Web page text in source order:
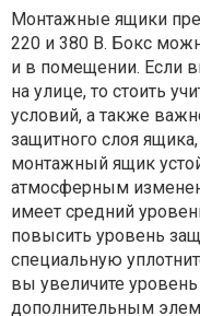
Монтажные ящики
220 и 380 В. Бокс
и в помещении. Если
на улице, то стоить
условий, а также
защитного слоя
монтажный ящик
атмосферным
имеет средний
повысить уровень
специальную
вы увеличите
дополнительным